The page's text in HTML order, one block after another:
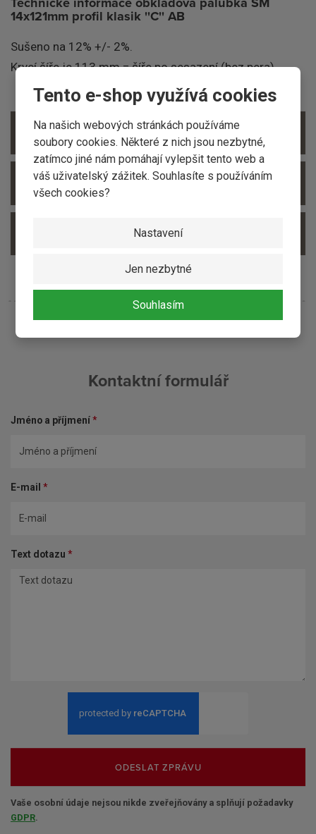
Tento e-shop využívá cookies
Na našich webových stránkách používáme
soubory cookies. Některé z nich jsou nezbytné,
zatímco jiné nám pomáhají vylepšit tento web a
váš uživatelský zážitek. Souhlasíte s používáním
všech cookies?
Nastavení
Jen nezbytné
Souhlasím
14x121mm profil klasik ''C'' AB
Sušeno na 12% +/- 2%.
Krycí šíře je 113 mm = šíře po sesazení (bez pera).
ZOBRAZIT PŘÍSLUŠENSTVÍ
ZOBRAZIT SOUVISEJÍCÍ PRODUKTY
ZOBRAZIT ALTERNATIVNÍ PRODUKTY
Kontaktní formulář
Jméno a příjmení*
E-mail *
Text dotazu *
ODESLAT ZPRÁVU
Vaše osobní údaje nejsou nikde zveřejňovány a splňují požadavky
GDPR